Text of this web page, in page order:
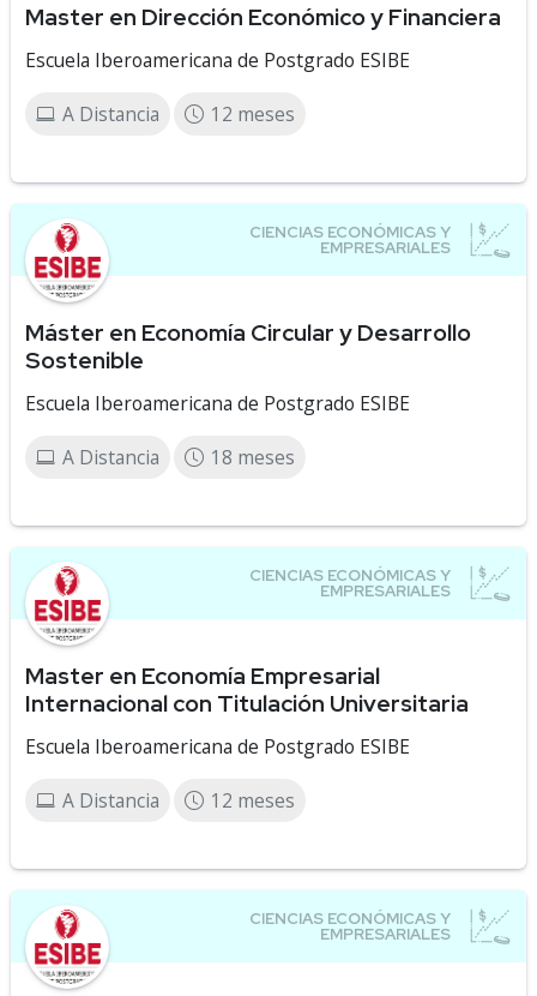
Master en Dirección Económico y Financiera
Escuela Iberoamericana de Postgrado ESIBE
A Distancia 12 meses
Máster en Economía Circular y Desarrollo
Sostenible
Escuela Iberoamericana de Postgrado ESIBE
A Distancia 18 meses
Master en Economía Empresarial
Internacional con Titulación Universitaria
Escuela Iberoamericana de Postgrado ESIBE
A Distancia 12 meses